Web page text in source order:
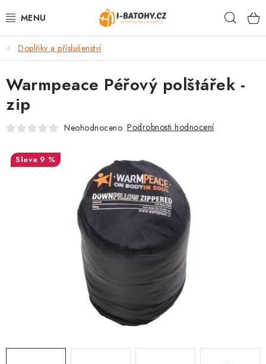
na
VÝPRODEJ %
BATOHY
TAŠKY, KABELKY
DOPLŇKY A PŘÍSLUŠENSTVÍ
O nás
Blog
Doplňky a příslušenství
Warmpeace Péřový polštářek -
zip
Neohodnoceno Podrobnosti hodnocení
9 %